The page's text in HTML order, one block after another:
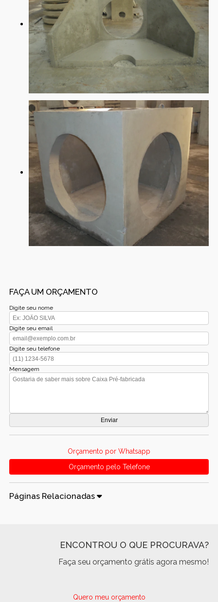
FAÇA UM ORÇAMENTO
Digite seu nome
Digite seu email
Digite seu telefone
Mensagem
Orçamento por Whatsapp
Orçamento pelo Telefone
Páginas Relacionadas
ENCONTROU O QUE PROCURAVA?
Faça seu orçamento grátis agora mesmo!
Quero meu orçamento